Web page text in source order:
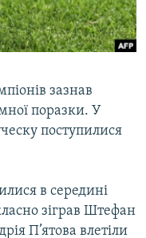
зазнав
поразки. У
поступилися
в середині
зіграв Штефан
П’ятова влетіли